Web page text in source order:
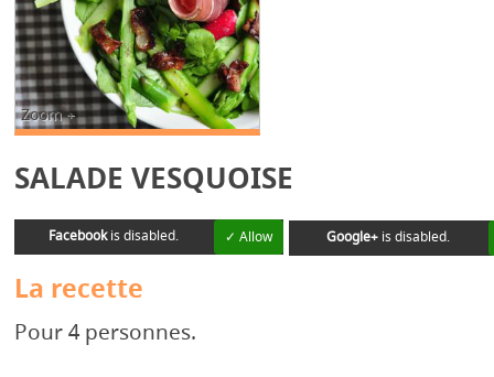
Zoom +
SALADE VESQUOISE
Facebookis disabled. ✓ Allow Google+ is disabled.
La recette
Pour 4 personnes.